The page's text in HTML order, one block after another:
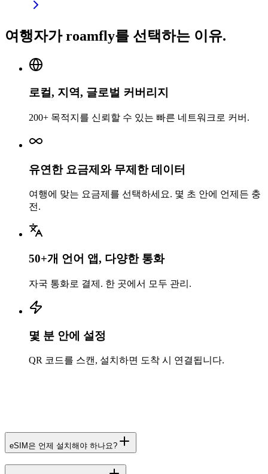
여행자가 roamfly를 선택하는 이유.
로컬, 지역, 글로벌 커버리지
200+ 목적지를 신뢰할 수 있는 빠른 네트워크로 커버.
유연한 요금제와 무제한 데이터
여행에 맞는 요금제를 선택하세요. 몇 초 안에 언제든 충
전.
50+개 언어 앱, 다양한 통화
자국 통화로 결제. 한 곳에서 모두 관리.
몇 분 안에 설정
QR 코드를 스캔, 설치하면 도착 시 연결됩니다.
eSIM은 언제 설치해야 하나요?